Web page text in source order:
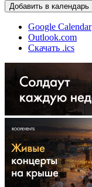
Добавить в календарь
Google Calendar
Outlook.com
Скачать .ics